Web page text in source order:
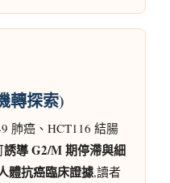
轉探索)
肺癌、HCT116 結腸
誘導 G2/M 期停滯與細
體抗癌臨床證據,讀者